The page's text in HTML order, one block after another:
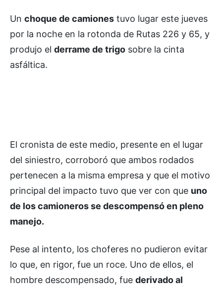
Un choque de camiones tuvo lugar este jueves
por la noche en la rotonda de Rutas 226 y 65, y
produjo el derrame de trigo sobre la cinta
asfáltica.
El cronista de este medio, presente en el lugar
del siniestro, corroboró que ambos rodados
pertenecen a la misma empresa y que el motivo
principal del impacto tuvo que ver con que uno
de los camioneros se descompensó en pleno
manejo.
Pese al intento, los choferes no pudieron evitar
lo que, en rigor, fue un roce. Uno de ellos, el
hombre descompensado, fue derivado al